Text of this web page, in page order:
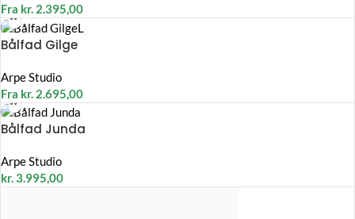
Fra kr. 2.395,00
Bålfad Gilge
Arpe Studio
Fra kr. 2.695,00
Bålfad Junda
Arpe Studio
kr.3.995,00